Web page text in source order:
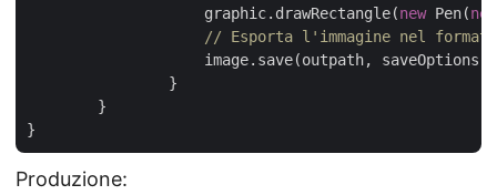
		    graphic.drawRectangle(
new Pen(new
// Esporta l'immagine nel
Produzione: